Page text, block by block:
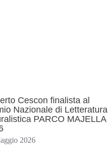
Cescon finalista al
Nazionale di Letteratura
PARCO MAJELLA
2026